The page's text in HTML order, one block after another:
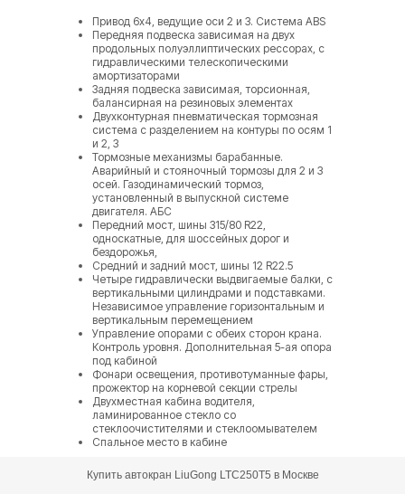
Привод 6х4, ведущие оси 2 и 3. Система ABS
Передняя подвеска зависимая на двух
продольных полуэллиптических рессорах, с
гидравлическими телескопическими
амортизаторами
Задняя подвеска зависимая, торсионная,
балансирная на резиновых элементах
Двухконтурная пневматическая тормозная
система с разделением на контуры по осям 1
и 2, 3
Тормозные механизмы барабанные.
Аварийный и стояночный тормозы для 2 и 3
осей. Газодинамический тормоз,
установленный в выпускной системе
двигателя. АБС
Передний мост, шины 315/80 R22,
односкатные, для шоссейных дорог и
бездорожья,
Средний и задний мост, шины 12 R22.5
Четыре гидравлически выдвигаемые балки, с
вертикальными цилиндрами и подставками.
Независимое управление горизонтальным и
вертикальным перемещением
Управление опорами с обеих сторон крана.
Контроль уровня. Дополнительная 5-ая опора
под кабиной
Фонари освещения, противотуманные фары,
прожектор на корневой секции стрелы
Двухместная кабина водителя,
ламинированное стекло со
стеклоочистителями и стеклоомывателем
Спальное место в кабине
Купить автокран LiuGong LTC250T5 в Москве